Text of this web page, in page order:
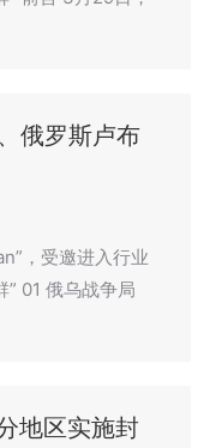
俄罗斯卢布
，受邀进入行业
01 俄乌战争局
地区实施封